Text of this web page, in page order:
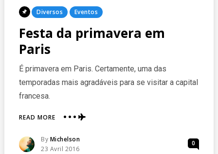
Posted
Diversos Eventos
Festa da primavera em
Paris
É primavera em Paris. Certamente, uma das
temporadas mais agradáveis para se visitar a capital
francesa.
READ MOREABOUT
DA
PRIMAVERA
Posted
By Michelson
Posted
23 Avril 2016
0